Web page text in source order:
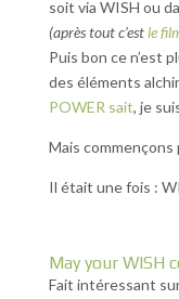
soit via WISH ou
(après tout c’estle
Puis bon ce n’est
des éléments
POWER sait, je
Mais
Il était une fois :
May your WISH
Fait intéressant